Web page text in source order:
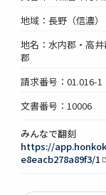
地域：長野（信濃）
地名：水内郡・高
郡
請求番号：01.016-1
文書番号：10006
みんなで翻刻
https://
e8eacb278a89f3/1